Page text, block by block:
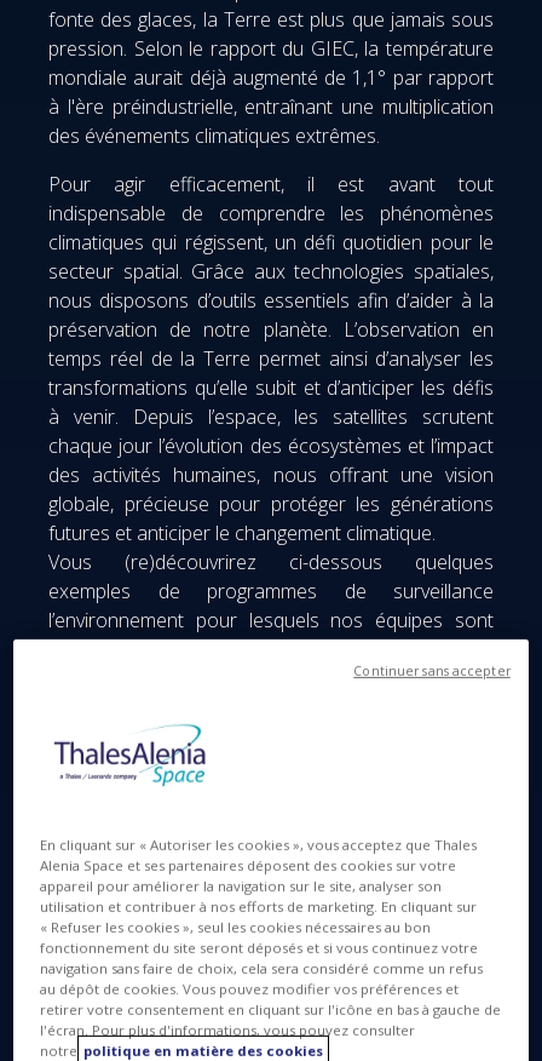
fonte des glaces, la Terre est plus que jamais sous
pression. Selon le rapport du GIEC, la température
mondiale aurait déjà augmenté de 1,1° par rapport
à l'ère préindustrielle, entraînant une multiplication
des événements climatiques extrêmes.
Pour agir efficacement, il est avant tout
indispensable de comprendre les phénomènes
climatiques qui régissent, un défi quotidien pour le
secteur spatial. Grâce aux technologies spatiales,
nous disposons d’outils essentiels afin d’aider à la
préservation de notre planète. L’observation en
temps réel de la Terre permet ainsi d’analyser les
transformations qu’elle subit et d’anticiper les défis
à venir. Depuis l’espace, les satellites scrutent
chaque jour l’évolution des écosystèmes et l’impact
des activités humaines, nous offrant une vision
globale, précieuse pour protéger les générations
futures et anticiper le changement climatique.
Vous (re)découvrirez ci-dessous quelques
exemples de programmes de surveillance
l’environnement pour lesquels nos équipes sont
pour la sauvegarde et la préservation de la Planète.
matière de surveillance de
l’environnement
En cliquant sur « Autoriser les cookies », vous acceptez que Thales
Alenia Space et ses partenaires déposent des cookies sur votre
appareil pour améliorer la navigation sur le site, analyser son
utilisation et contribuer à nos efforts de marketing. En cliquant sur
« Refuser les cookies », seul les cookies nécessaires au bon
fonctionnement du site seront déposés et si vous continuez votre
navigation sans faire de choix, cela sera considéré comme un refus
au dépôt de cookies. Vous pouvez modifier vos préférences et
retirer votre consentement en cliquant sur l'icône en bas à gauche de
l'écran. Pour plus d'informations, vous pouvez consulter
notre politique en matière des cookies
Continuer sans accepter